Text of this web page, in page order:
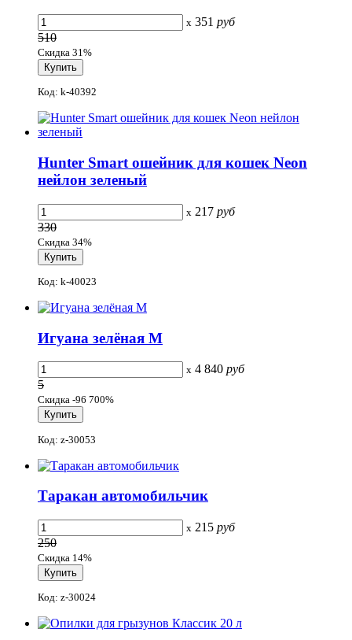
x 351 руб
510
Скидка 31%
Код: k-40392
Hunter Smart ошейник для кошек Neon
нейлон зеленый
x 217 руб
330
Скидка 34%
Код: k-40023
Игуана зелёная М
x 4 840 руб
5
Скидка -96 700%
Код: z-30053
Таракан автомобильчик
x 215 руб
250
Скидка 14%
Код: z-30024